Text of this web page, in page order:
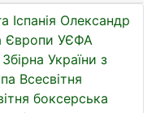
Іспанія Олександр
Європи УЄФА
Збірна України з
Всесвітня
боксерська